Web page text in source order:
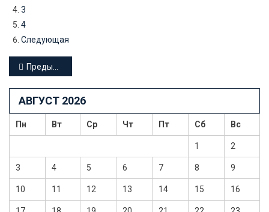
3
4
Следующая
Навигация
по
записям
Предыдущие записи
АВГУСТ 2026
Пн Вт Ср Чт Пт Сб Вс
1 2
3 4 5 6 7 8 9
10 11 12 13 14 15 16